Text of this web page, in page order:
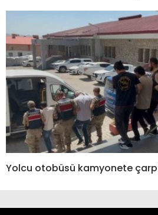
Yolcu otobüsü kamyonete